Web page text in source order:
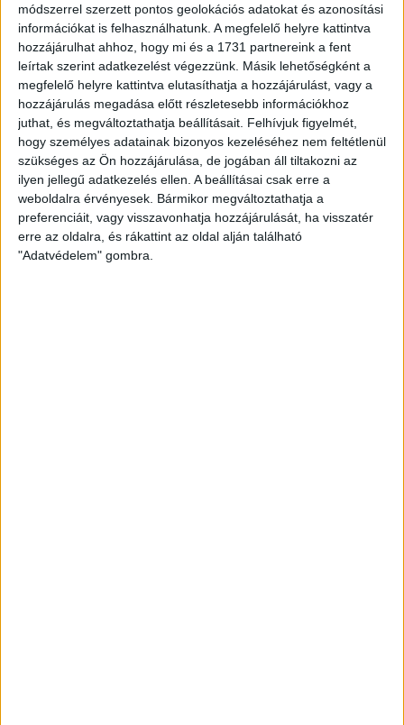
módszerrel szerzett pontos geolokációs adatokat és azonosítási
információkat is felhasználhatunk. A megfelelő helyre kattintva
hozzájárulhat ahhoz, hogy mi és a 1731 partnereink a fent
leírtak szerint adatkezelést végezzünk. Másik lehetőségként a
megfelelő helyre kattintva elutasíthatja a hozzájárulást, vagy a
hozzájárulás megadása előtt részletesebb információkhoz
juthat, és megváltoztathatja beállításait. Felhívjuk figyelmét,
hogy személyes adatainak bizonyos kezeléséhez nem feltétlenül
szükséges az Ön hozzájárulása, de jogában áll tiltakozni az
ilyen jellegű adatkezelés ellen. A beállításai csak erre a
weboldalra érvényesek. Bármikor megváltoztathatja a
preferenciáit, vagy visszavonhatja hozzájárulását, ha visszatér
erre az oldalra, és rákattint az oldal alján található
"Adatvédelem" gombra.
Kormányt, hogy tekintse át a gyermekek napközbeni ellátásának jogi
szabályozását, a szabályozás egységességét, a szakmai garanciák
érvényesülését, az ellátás ellenőrizhetőségét, a szankciórendszert. A
biztos kezdeményezte, hogy a szaktárca dolgozzon ki intézkedési
tervet, amellyel elérhető, hogy az önkormányzatok eleget tegyenek
a gyermekek napközbeni ellátását előíró kötelezettségüknek.„
Végülis jobb későn felébredni, mint soha, de azért